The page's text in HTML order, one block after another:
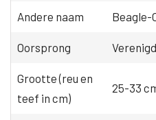
Andere naam Beagle-
Oorsprong
Grootte (reu en
teef in cm)
25-33